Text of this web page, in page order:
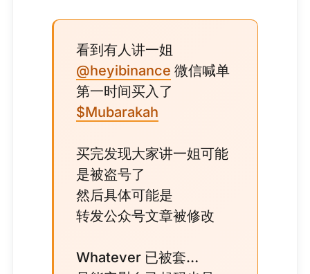
看到有人讲一姐
@heyibinance 微信喊单
第一时间买入了
$Mubarakah
买完发现大家讲一姐可能
是被盗号了
然后具体可能是
转发公众号文章被修改
Whatever 已被套…